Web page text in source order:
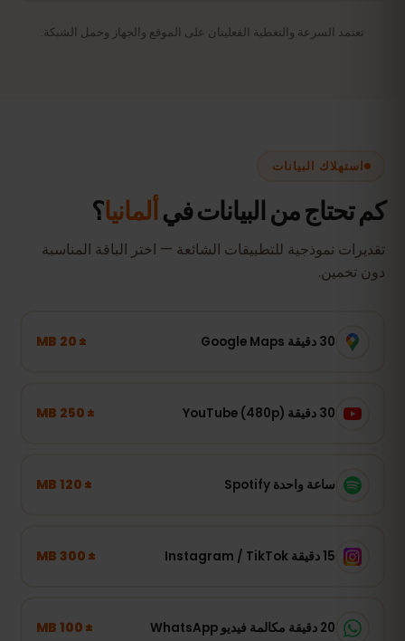
تعتمد السرعة والتغطية الفعليتان على الموقع والجهاز وحمل الشبكة.
استهلاك البيانات
كم تحتاج من البيانات فيألمانيا؟
تقديرات نموذجية للتطبيقات الشائعة — اختر الباقة المناسبة
دون تخمين.
30 دقيقة Google Maps ± 20 MB
30 دقيقة YouTube (480p) ± 250 MB
ساعة واحدة Spotify ± 120 MB
15 دقيقة Instagram / TikTok ± 300 MB
20 دقيقة مكالمة فيديو WhatsApp ± 100 MB